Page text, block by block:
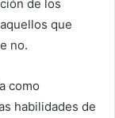
de los
que
no.
como
habilidades de